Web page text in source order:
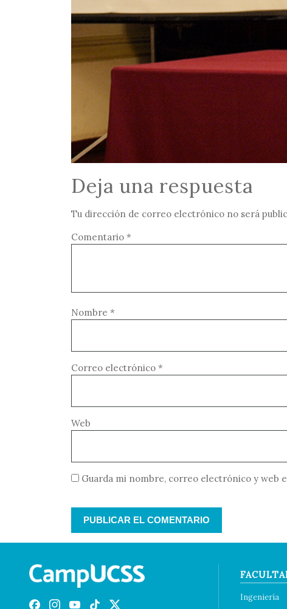
Deja una respuesta
Tu dirección de correo electrónico no será
Comentario *
Nombre *
Correo electrónico *
Web
Guarda mi nombre, correo electrónico y web
Ingeniería